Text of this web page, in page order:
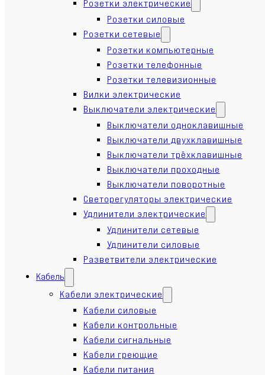
Розетки электрические
Розетки силовые
Розетки сетевые
Розетки компьютерные
Розетки телефонные
Розетки телевизионные
Вилки электрические
Выключатели электрические
Выключатели одноклавишные
Выключатели двухклавишные
Выключатели трёхклавишные
Выключатели проходные
Выключатели поворотные
Светорегуляторы электрические
Удлинители электрические
Удлинители сетевые
Удлинители силовые
Разветвители электрические
Кабель
Кабели электрические
Кабели силовые
Кабели контрольные
Кабели сигнальные
Кабели греющие
Кабели питания